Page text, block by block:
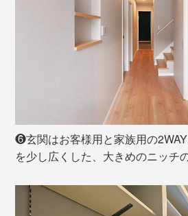
❻玄関はお客様用と家族用の
を少し広くした、大きめのニッチ